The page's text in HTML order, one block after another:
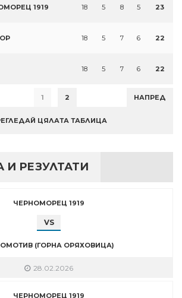
1919 18 5 8 5 23
18 5 7 6 22
18 5 7 6 22
1 2 НАПРЕД
ЦЯЛАТА ТАБЛИЦА
И РЕЗУЛТАТИ
ЧЕРНОМОРЕЦ 1919
VS
(ГОРНА ОРЯХОВИЦА)
28.02.2026
ЧЕРНОМОРЕЦ 1919